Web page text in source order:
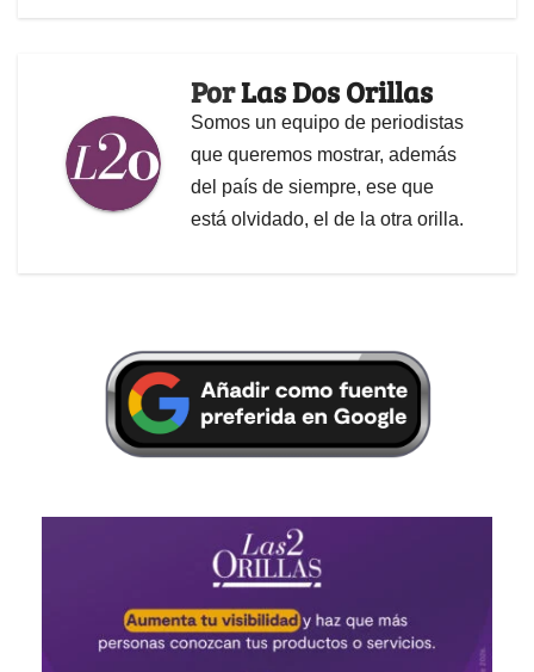
PorLas Dos Orillas
Somos un equipo de periodistas
que queremos mostrar, además
del país de siempre, ese que
está olvidado, el de la otra orilla.